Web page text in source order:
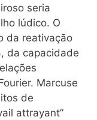
seria
lúdico. O
da reativação
da capacidade
Marcuse
de
attrayant”